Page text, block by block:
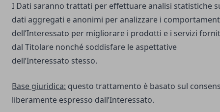
I Dati saranno trattati per effettuare analisi statistiche
dati aggregati e anonimi per analizzare i
dell’Interessato per migliorare i prodotti e i servizi
dal Titolare nonché soddisfare le aspettative
dell’Interessato stesso.
Base giuridica: questo trattamento è basato sul
liberamente espresso dall’Interessato.